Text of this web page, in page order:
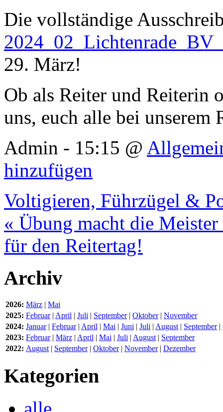
Die vollständige
29. März!
Ob als Reiter und Reiterin
uns, euch alle bei unserem
Admin - 15:15 @
hinzufügen
Voltigieren, Führzügel &
« Übung macht die
für den Reitertag!
Archiv
2026: März | Mai
2025: Februar| April | Juli | September| Oktober| November
2024: Januar| Februar| April | Mai | Juni | Juli | August | September|
2023: Februar| März | April | Mai | Juli | August | September
2022: August | September| Oktober| November| Dezember
Kategorien